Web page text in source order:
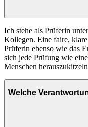
Ich stehe als Prüferin
Kollegen. Eine faire,
Prüferin ebenso wie das
sich jede Prüfung wie
Menschen
Welche